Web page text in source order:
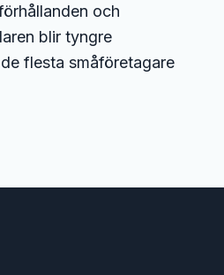
och
blir tyngre
flesta småföretagare